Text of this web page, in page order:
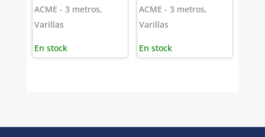
ACME - 3 metros,
Varillas
En stock
ACME - 3 metros,
Varillas
En stock